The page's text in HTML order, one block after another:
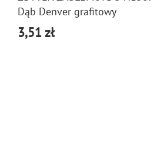
Dąb Denver grafitowy
3,51 zł